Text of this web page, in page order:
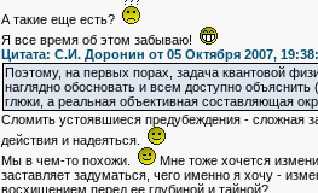
А такие еще есть?
Я все время об этом забываю!
Цитата: С.И. Доронин от 05 Октября 2007,
Поэтому, на первых порах, задача квантовой
наглядно обосновать и всем доступно
глюки, а реальная объективная составляющая
Сломить устоявшиеся предубеждения - сложная
действия и надеяться.
Мы в чем-то похожи.
Мне тоже хочется
заставляет задуматься, чего именно я хочу -
восхищением перед ее глубиной и тайной?